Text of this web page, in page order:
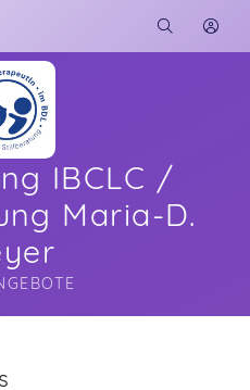
IBCLC /
Maria-D.